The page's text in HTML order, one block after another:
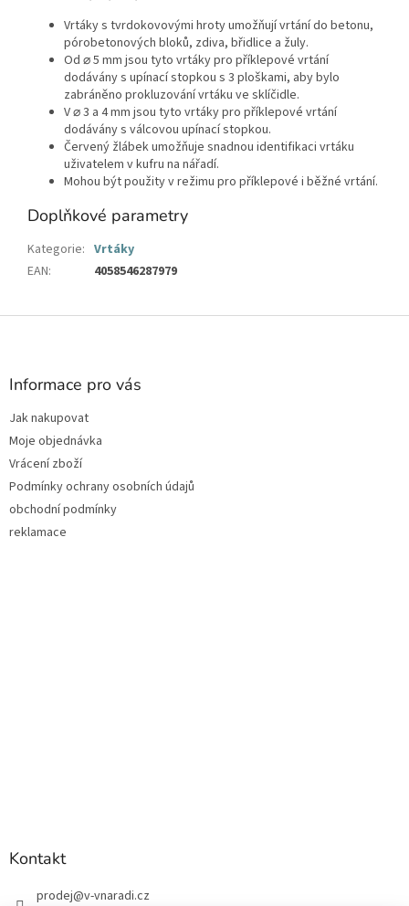
Vrtáky s tvrdokovovými hroty umožňují vrtání do betonu,
pórobetonových bloků, zdiva, břidlice a žuly.
Od ⌀ 5 mm jsou tyto vrtáky pro příklepové vrtání
dodávány s upínací stopkou s 3 ploškami, aby bylo
zabráněno prokluzování vrtáku ve sklíčidle.
V ⌀ 3 a 4 mm jsou tyto vrtáky pro příklepové vrtání
dodávány s válcovou upínací stopkou.
Červený žlábek umožňuje snadnou identifikaci vrtáku
uživatelem v kufru na nářadí.
Mohou být použity v režimu pro příklepové i běžné vrtání.
Doplňkové parametry
Kategorie: Vrtáky
EAN: 4058546287979
Z
Informace pro vás
Jak nakupovat
Moje objednávka
Vrácení zboží
Podmínky ochrany osobních údajů
obchodní podmínky
reklamace
Kontakt
prodej@v-vnaradi.cz